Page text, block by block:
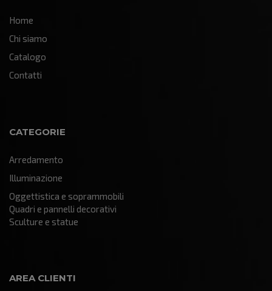
Home
Chi siamo
Catalogo
Contatti
CATEGORIE
Arredamento
Illuminazione
Oggettistica e soprammobili
Quadri e pannelli decorativi
Sculture e statue
AREA CLIENTI